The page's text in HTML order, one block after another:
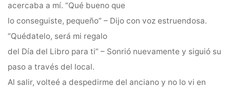
acercaba a mí. “Qué bueno que
lo conseguiste, pequeño” – Dijo con voz estruendosa.
“Quédatelo, será mi regalo
del Día del Libro para ti” – Sonrió nuevamente y siguió su
paso a través del local.
Al salir, volteé a despedirme del anciano y no lo vi en